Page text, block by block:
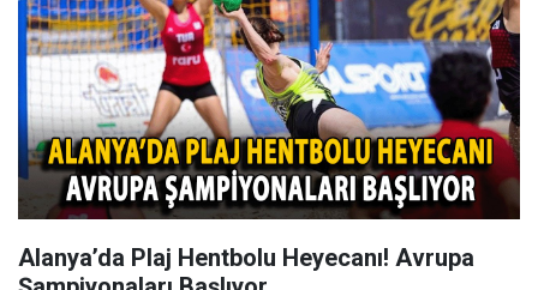
Alanya’da Plaj Hentbolu Heyecanı! Avrupa